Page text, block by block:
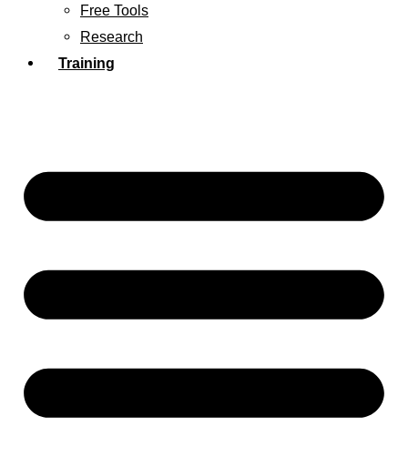
Free Tools
Research
Training